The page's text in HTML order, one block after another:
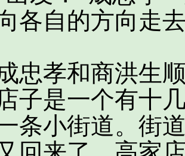
各自的方向走
孝和商洪生顺
子是一个有十
条小街道。街